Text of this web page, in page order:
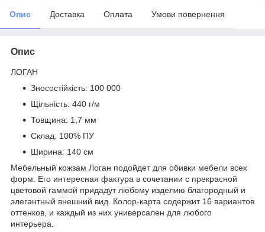
Опис Доставка Оплата Умови повернення
Опис
ЛОГАН
Зносостійкість: 100 000
Щільність: 440 г/м
Товщина: 1,7 мм
Склад: 100% ПУ
Ширина: 140 см
Мебельный кожзам Логан подойдет для обивки мебели всех
форм. Его интересная фактура в сочетании с прекрасной
цветовой гаммой придадут любому изделию благородный и
элегантный внешний вид. Колор-карта содержит 16 вариантов
оттенков, и каждый из них универсален для любого
интерьера.